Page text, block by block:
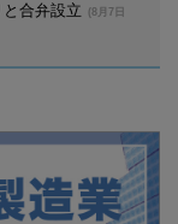
と合弁設立
(8月7日